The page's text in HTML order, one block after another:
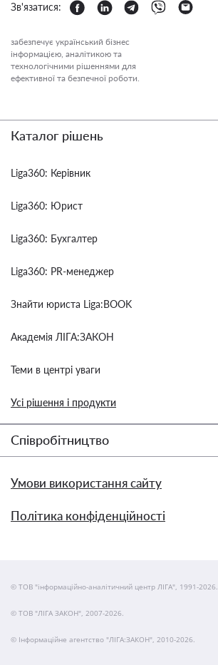
Зв'язатися:
забезпечує український бізнес
інформацією, аналітикою та
технологічними рішеннями для
ефективної та безпечної роботи.
Каталог рішень
Liga360: Керівник
Liga360: Юрист
Liga360: Бухгалтер
Liga360: PR-менеджер
Знайти юриста Liga:BOOK
Академія ЛІГА:ЗАКОН
Теми в центрі уваги
Усі рішення і продукти
Співробітництво
Умови використання сайту
Політика конфіденційності
© ТОВ "інформаційно-аналітичний центр ЛІГА", 1991-2026.
© ТОВ "ЛІГА ЗАКОН", 2007-2026.
© Інформаційне агентство "ЛІГА:ЗАКОН", 2010-2026.